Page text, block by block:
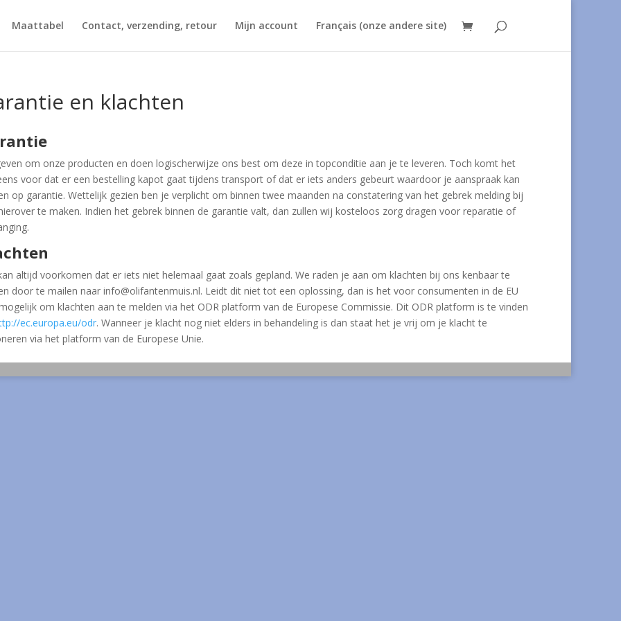
Maattabel Contact, verzending, retour Mijn account Français (onze andere site)
en klachten
om onze producten en doen logischerwijze ons best om deze in topconditie aan je te leveren. Toch komt het
voor dat er een bestelling kapot gaat tijdens transport of dat er iets anders gebeurt waardoor je aanspraak kan
op garantie. Wettelijk gezien ben je verplicht om binnen twee maanden na constatering van het gebrek melding bij
te maken. Indien het gebrek binnen de garantie valt, dan zullen wij kosteloos zorg dragen voor reparatie of
altijd voorkomen dat er iets niet helemaal gaat zoals gepland. We raden je aan om klachten bij ons kenbaar te
door te mailen naar info@olifantenmuis.nl. Leidt dit niet tot een oplossing, dan is het voor consumenten in de EU
om klachten aan te melden via het ODR platform van de Europese Commissie. Dit ODR platform is te vinden
ec.europa.eu/odr. Wanneer je klacht nog niet elders in behandeling is dan staat het je vrij om je klacht te
via het platform van de Europese Unie.